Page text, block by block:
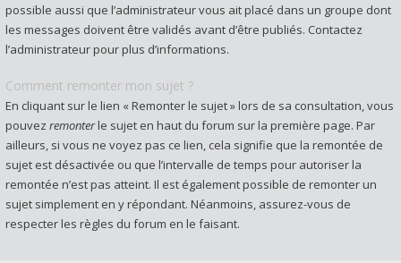
possible aussi que l’administrateur vous ait placé dans un groupe dont
les messages doivent être validés avant d’être publiés. Contactez
l’administrateur pour plus d’informations.
Comment remonter mon sujet ?
En cliquant sur le lien « Remonter le sujet » lors de sa consultation, vous
pouvez remonterle sujet en haut du forum sur la première page. Par
ailleurs, si vous ne voyez pas ce lien, cela signifie que la remontée de
sujet est désactivée ou que l’intervalle de temps pour autoriser la
remontée n’est pas atteint. Il est également possible de remonter un
sujet simplement en y répondant. Néanmoins, assurez-vous de
respecter les règles du forum en le faisant.